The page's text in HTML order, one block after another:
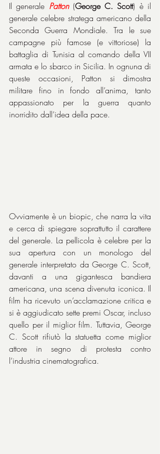
Il generale Patton (George C. Scott) è il
generale celebre stratega americano della
Seconda Guerra Mondiale. Tra le sue
campagne più famose (e vittoriose) la
battaglia di Tunisia al comando della VII
armata e lo sbarco in Sicilia. In ognuna di
queste occasioni, Patton si dimostra
militare fino in fondo all’anima, tanto
appassionato per la guerra quanto
inorridito dall’idea della pace.
Ovviamente è un biopic, che narra la vita
e cerca di spiegare soprattutto il carattere
del generale. La pellicola è celebre per la
sua apertura con un monologo del
generale interpretato da George C. Scott,
davanti a una gigantesca bandiera
americana, una scena divenuta iconica. Il
film ha ricevuto un’acclamazione critica e
si è aggiudicato sette premi Oscar, incluso
quello per il miglior film. Tuttavia, George
C. Scott rifiutò la statuetta come miglior
attore in segno di protesta contro
l’industria cinematografica.